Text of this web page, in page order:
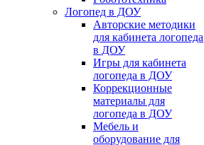
Логопед в ДОУ
Авторские методики
для кабинета логопеда
в ДОУ
Игры для кабинета
логопеда в ДОУ
Коррекционные
материалы для
логопеда в ДОУ
Мебель и
оборудование для